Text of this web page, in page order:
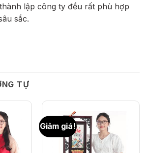
lập công ty đều rất phù hợp
sắc.
TỰ
Giảm giá!